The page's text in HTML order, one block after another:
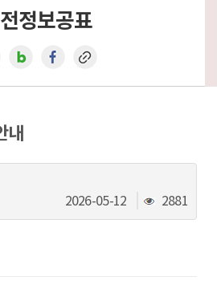
정보공표
내
2026-05-12
조
회
2881